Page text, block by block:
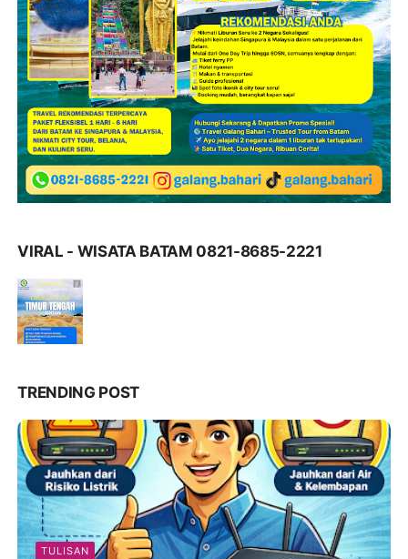
VIRAL - WISATA BATAM 0821-8685-2221
TRENDING POST
TULISAN